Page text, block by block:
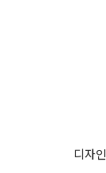
디자